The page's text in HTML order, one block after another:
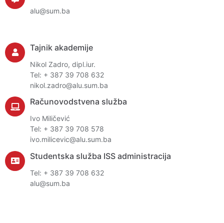
alu@sum.ba
Tajnik akademije
Nikol Zadro, dipl.iur.
Tel: + 387 39 708 632
nikol.zadro@alu.sum.ba
Računovodstvena služba
Ivo Miličević
Tel: + 387 39 708 578
ivo.milicevic@alu.sum.ba
Studentska služba ISS administracija
Tel: + 387 39 708 632
alu@sum.ba